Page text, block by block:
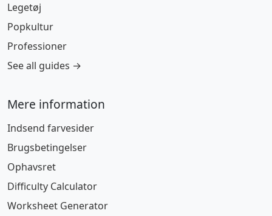
Legetøj
Popkultur
Professioner
See all guides →
Mere information
Indsend farvesider
Brugsbetingelser
Ophavsret
Difficulty Calculator
Worksheet Generator